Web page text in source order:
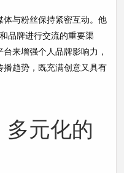
与粉丝保持紧密互动。他
品牌进行交流的重要渠
来增强个人品牌影响力，
趋势，既充满创意又具有
元化的